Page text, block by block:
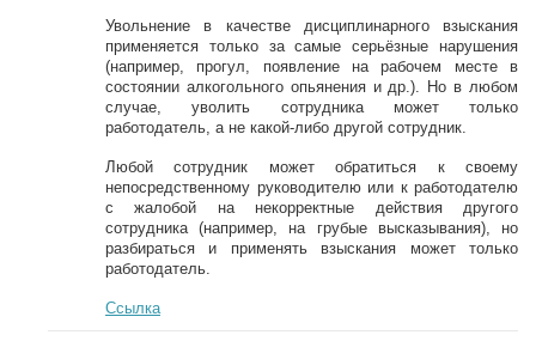
Увольнение в качестве дисциплинарного взыскания
применяется только за самые серьёзные нарушения
(например, прогул, появление на рабочем месте в
состоянии алкогольного опьянения и др.). Но в любом
случае, уволить сотрудника может только
работодатель, а не какой-либо другой сотрудник.
Любой сотрудник может обратиться к своему
непосредственному руководителю или к работодателю
с жалобой на некорректные действия другого
сотрудника (например, на грубые высказывания), но
разбираться и применять взыскания может только
работодатель.
Ссылка